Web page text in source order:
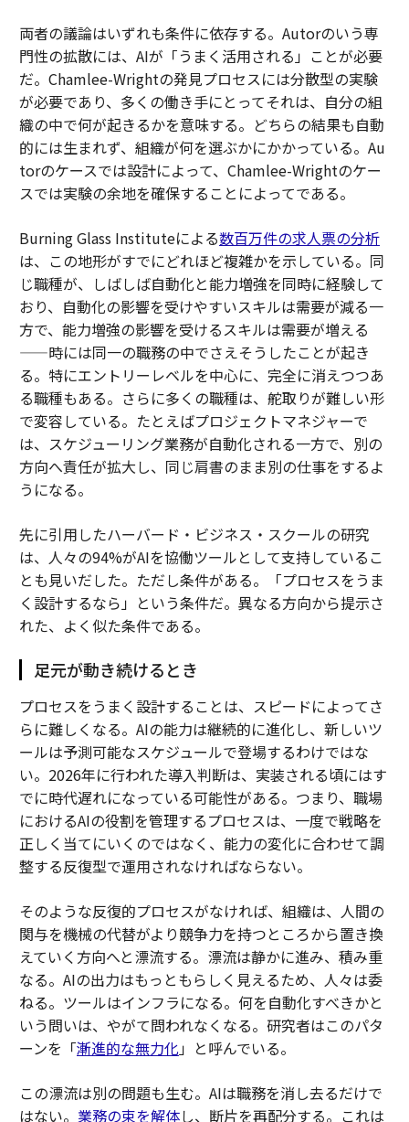
両者の議論はいずれも条件に依存する。Autorのいう専
門性の拡散には、AIが「うまく活用される」ことが必要
だ。Chamlee-Wrightの発見プロセスには分散型の実験
が必要であり、多くの働き手にとってそれは、自分の組
織の中で何が起きるかを意味する。どちらの結果も自動
的には生まれず、組織が何を選ぶかにかかっている。Au
torのケースでは設計によって、Chamlee-Wrightのケー
スでは実験の余地を確保することによってである。
Burning Glass Instituteによる数百万件の求人票の分析
は、この地形がすでにどれほど複雑かを示している。同
じ職種が、しばしば自動化と能力増強を同時に経験して
おり、自動化の影響を受けやすいスキルは需要が減る一
方で、能力増強の影響を受けるスキルは需要が増える
——時には同一の職務の中でさえそうしたことが起き
る。特にエントリーレベルを中心に、完全に消えつつあ
る職種もある。さらに多くの職種は、舵取りが難しい形
で変容している。たとえばプロジェクトマネジャーで
は、スケジューリング業務が自動化される一方で、別の
方向へ責任が拡大し、同じ肩書のまま別の仕事をするよ
うになる。
先に引用したハーバード・ビジネス・スクールの研究
は、人々の94%がAIを協働ツールとして支持しているこ
とも見いだした。ただし条件がある。「プロセスをうま
く設計するなら」という条件だ。異なる方向から提示さ
れた、よく似た条件である。
足元が動き続けるとき
プロセスをうまく設計することは、スピードによってさ
らに難しくなる。AIの能力は継続的に進化し、新しいツ
ールは予測可能なスケジュールで登場するわけではな
い。2026年に行われた導入判断は、実装される頃にはす
でに時代遅れになっている可能性がある。つまり、職場
におけるAIの役割を管理するプロセスは、一度で戦略を
正しく当てにいくのではなく、能力の変化に合わせて調
整する反復型で運用されなければならない。
そのような反復的プロセスがなければ、組織は、人間の
関与を機械の代替がより競争力を持つところから置き換
えていく方向へと漂流する。漂流は静かに進み、積み重
なる。AIの出力はもっともらしく見えるため、人々は委
ねる。ツールはインフラになる。何を自動化すべきかと
いう問いは、やがて問われなくなる。研究者はこのパタ
ーンを「漸進的な無力化」と呼んでいる。
この漂流は別の問題も生む。AIは職務を消し去るだけで
はない。 業務の束を解体し、断片を再配分する。これは